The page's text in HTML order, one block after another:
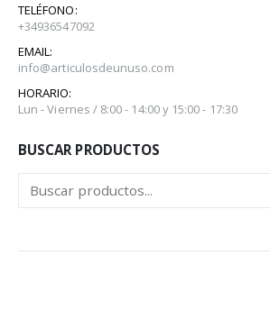
TELÉFONO:
+34936547092
EMAIL:
info@articulosdeunuso.com
HORARIO:
Lun - Viernes / 8:00 - 14:00 y 15:00 - 17:30
BUSCAR PRODUCTOS